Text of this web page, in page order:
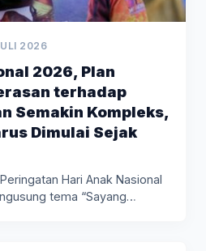
2026
2026, Plan
terhadap
Semakin Kompleks,
Dimulai Sejak
Hari Anak Nasional
tema “Sayang…